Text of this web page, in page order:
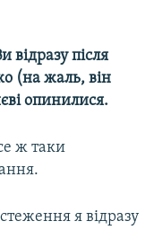
відразу після
(на жаль, він
опинилися.
ж таки
я відразу